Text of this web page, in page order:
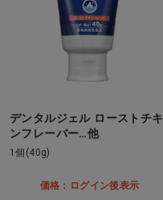
デンタルジェル ローストチキ
ンフレーバー…他
1個(40g)
価格：ログイン後表示